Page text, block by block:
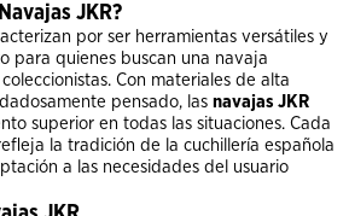
JKR?
por ser herramientas versátiles y
para quienes buscan una navaja
Con materiales de alta
pensado, lasnavajas JKR
superior en todas las situaciones. Cada
la tradición de la cuchillería española
a las necesidades del usuario